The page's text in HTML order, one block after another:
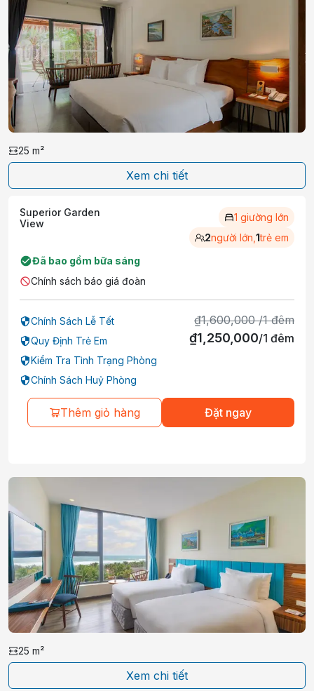
ra biển. Tại Sala Tuy Hoa Beach Hotel, phòng nào
cũng có ga trải giường và khăn tắm.
25 m²
Xem chi tiết
Superior Garden
View
1 giường lớn
2người lớn, 1trẻ em
Đã bao gồm bữa sáng
Chính sách báo giá đoàn
Chính Sách Lễ Tết
Quy Định Trẻ Em
Kiểm Tra Tình Trạng Phòng
Chính Sách Huỷ Phòng
₫1,600,000 /1 đêm
₫1,250,000/1 đêm
Thêm giỏ hàng Đặt ngay
25 m²
Xem chi tiết